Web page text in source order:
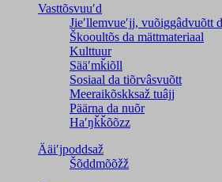
Vasttõsvuuʹd
Jieʹllemvueʹjj, vuõiggâdvuõtt
Škooultõs da mättmateriaal
Kulttuur
Sääʹmǩiõll
Sosiaal da tiõrvâsvuõtt
Meeraikõskksaž tuâjj
Päärna da nuõr
Haʹŋǩǩõõzz
Ääiʹjpoddsaž
Šõddmõõžž